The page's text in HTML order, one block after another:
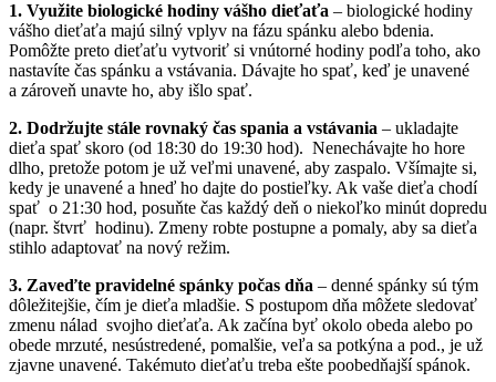
1. Využite biologické hodiny vášho dieťaťa – biologické hodiny
vášho dieťaťa majú silný vplyv na fázu spánku alebo bdenia.
Pomôžte preto dieťaťu vytvoriť si vnútorné hodiny podľa toho, ako
nastavíte čas spánku a vstávania. Dávajte ho spať, keď je unavené
a zároveň unavte ho, aby išlo spať.
2. Dodržujte stále rovnaký čas spania a vstávania – ukladajte
dieťa spať skoro (od 18:30 do 19:30 hod). Nenechávajte ho hore
dlho, pretože potom je už veľmi unavené, aby zaspalo. Všímajte si,
kedy je unavené a hneď ho dajte do postieľky. Ak vaše dieťa chodí
spať o 21:30 hod, posuňte čas každý deň o niekoľko minút dopredu
(napr. štvrť hodinu). Zmeny robte postupne a pomaly, aby sa dieťa
stihlo adaptovať na nový režim.
3. Zaveďte pravidelné spánky počas dňa – denné spánky sú tým
dôležitejšie, čím je dieťa mladšie. S postupom dňa môžete sledovať
zmenu nálad svojho dieťaťa. Ak začína byť okolo obeda alebo po
obede mrzuté, nesústredené, pomalšie, veľa sa potkýna a pod., je už
zjavne unavené. Takémuto dieťaťu treba ešte poobedňajší spánok.